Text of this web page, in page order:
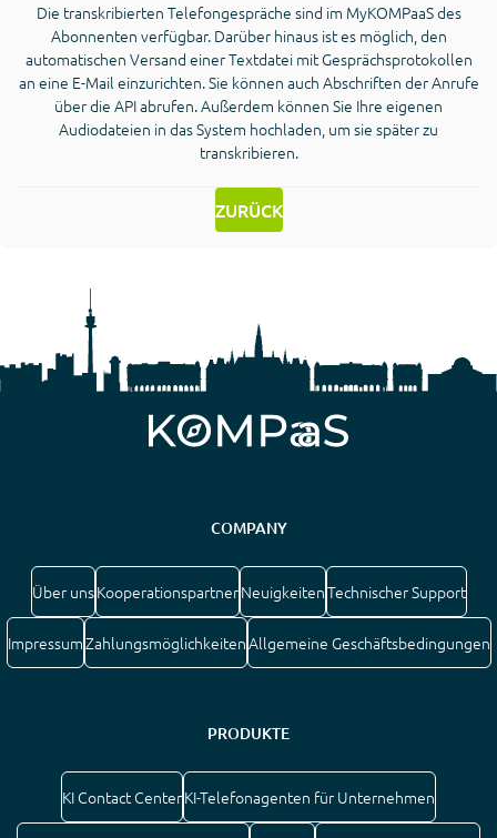
Die transkribierten Telefongespräche sind im MyKOMPaaS des
Abonnenten verfügbar. Darüber hinaus ist es möglich, den
automatischen Versand einer Textdatei mit Gesprächsprotokollen
an eine E-Mail einzurichten. Sie können auch Abschriften der Anrufe
über die API abrufen. Außerdem können Sie Ihre eigenen
Audiodateien in das System hochladen, um sie später zu
transkribieren.
ZURÜCK
COMPANY
Über unsKooperationspartnerNeuigkeitenTechnischer Support
ImpressumZahlungsmöglichkeitenAllgemeine Geschäftsbedingungen
PRODUKTE
KI Contact CenterKI-Telefonagenten für Unternehmen